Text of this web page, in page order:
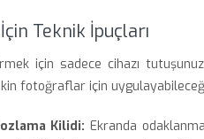
Teknik İpuçları
için sadece cihazı
fotoğraflar için
Kilidi: Ekranda